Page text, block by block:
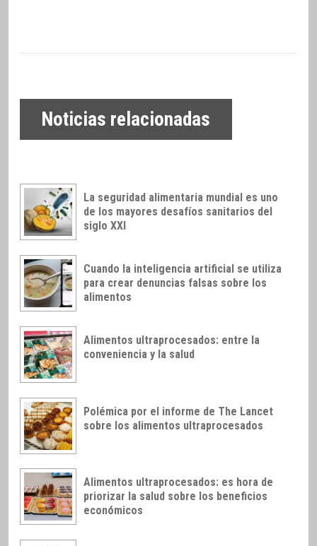
Noticias relacionadas
La seguridad alimentaria mundial es uno
de los mayores desafíos sanitarios del
siglo XXI
Cuando la inteligencia artificial se utiliza
para crear denuncias falsas sobre los
alimentos
Alimentos ultraprocesados: entre la
conveniencia y la salud
Polémica por el informe de The Lancet
sobre los alimentos ultraprocesados
Alimentos ultraprocesados: es hora de
priorizar la salud sobre los beneficios
económicos